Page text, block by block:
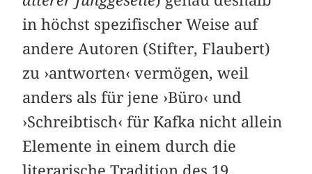
in höchst spezifischer Weise auf
andere Autoren (Stifter, Flaubert)
zu ›antworten‹ vermögen, weil
anders als für jene ›Büro‹ und
›Schreibtisch‹ für Kafka nicht allein
Elemente in einem durch die
literarische Tradition des 19.